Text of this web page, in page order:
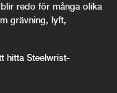
redo för många olika
grävning, lyft,
hitta Steelwrist-